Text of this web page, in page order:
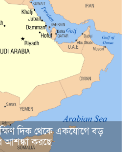
দিক থেকে একযোগে বড়
আশঙ্কা করছে